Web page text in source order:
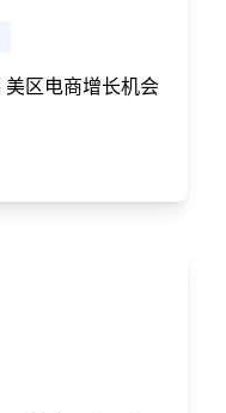
区电商增长机会